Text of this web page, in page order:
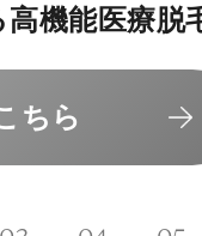
ビスを提供し
こちら
機能医療脱
ちら
ライアル
イアルはこ
ちら
法はこちら
ちら
最高のギフト
のご案内